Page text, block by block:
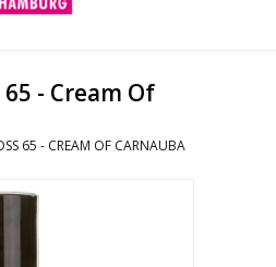
- Cream Of
65 - CREAM OF CARNAUBA